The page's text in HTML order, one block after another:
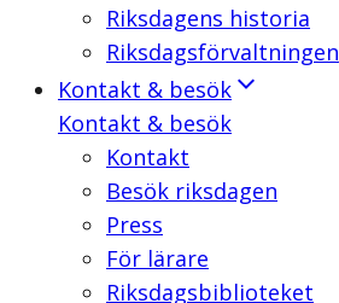
Riksdagens historia
Riksdagsförvaltningen
Kontakt & besök
Kontakt & besök
Kontakt
Besök riksdagen
Press
För lärare
Riksdagsbiblioteket